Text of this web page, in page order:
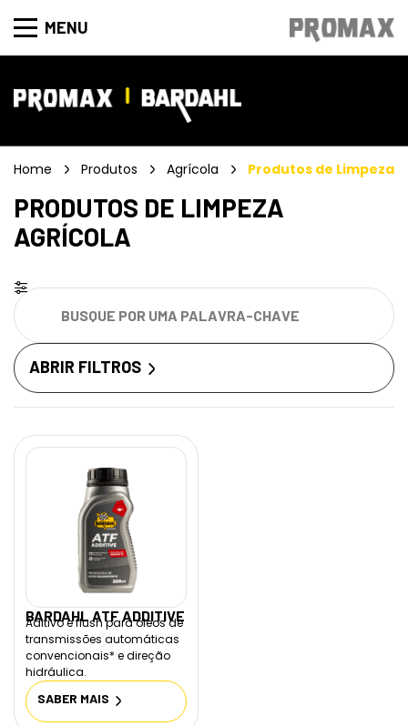
MENU
Home Produtos Agrícola Produtos de Limpeza
PRODUTOS DE LIMPEZA
AGRÍCOLA
ABRIR FILTROS
BARDAHL ATF ADDITIVE
Aditivo e flush para óleos de
transmissões automáticas
convencionais* e direção
hidráulica.
SABER MAIS